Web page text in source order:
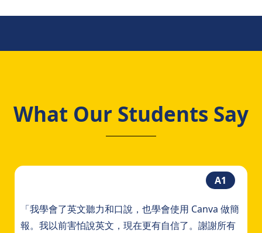
What Our Students Say
A1
「我學會了英文聽力和口說，也學會使用 Canva 做簡
報。我以前害怕說英文，現在更有自信了。謝謝所有